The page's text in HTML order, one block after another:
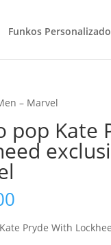
Funkos
– Marvel
pop Kate
Kate Pryde With